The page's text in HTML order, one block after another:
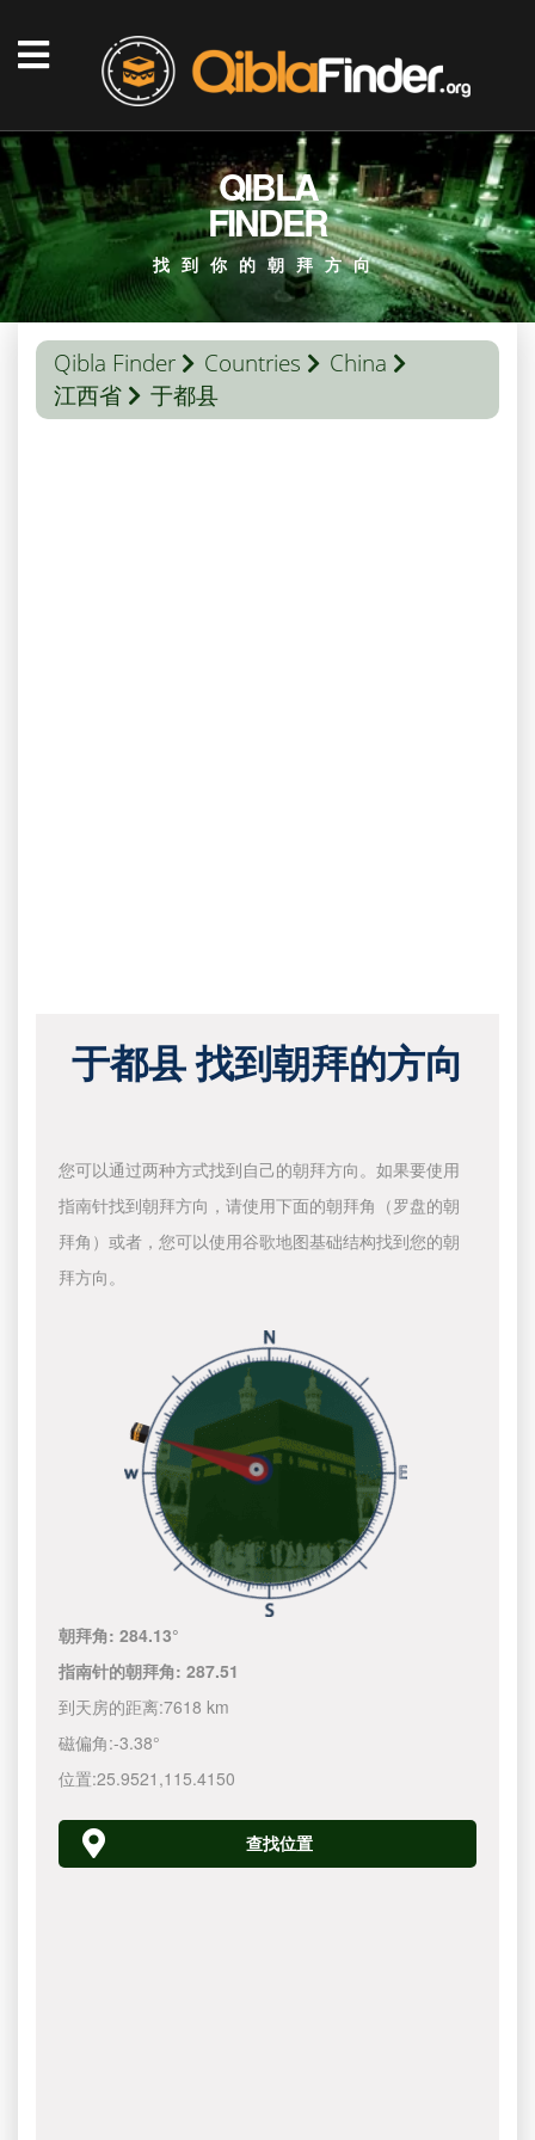
QIBLA
FINDER
找到你的朝拜方向
Qibla Finder Countries
China
江西省
于都县
于都县 找到朝拜的方向
您可以通过两种方式找到自己的朝拜方向。如果要使用
指南针找到朝拜方向，请使用下面的朝拜角（罗盘的朝
拜角）或者，您可以使用谷歌地图基础结构找到您的朝
拜方向。
朝拜角:284.13°
指南针的朝拜角:287.51
到天房的距离:7618 km
磁偏角:-3.38°
位置:25.9521 ,115.4150
查找位置